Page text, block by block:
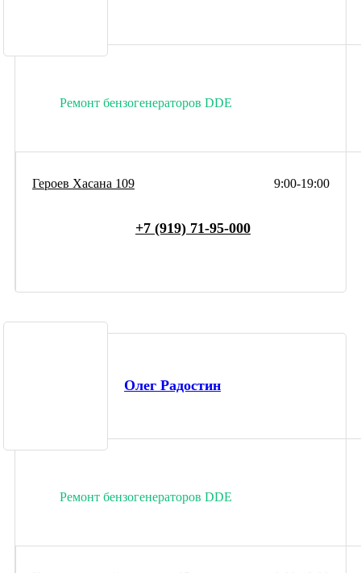
Ремонт бензогенераторов DDE
9:00-19:00
Героев Хасана 109
+7 (919) 71-95-000
Олег Радостин
Ремонт бензогенераторов DDE